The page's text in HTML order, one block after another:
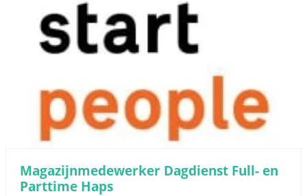
Magazijnmedewerker Dagdienst Full- en
Parttime Haps